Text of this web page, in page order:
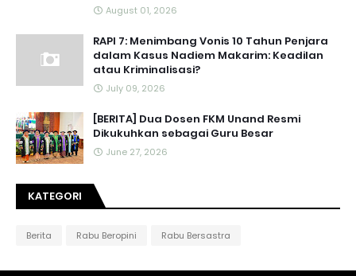
August 01, 2026
RAPI 7: Menimbang Vonis 10 Tahun Penjara
dalam Kasus Nadiem Makarim: Keadilan
atau Kriminalisasi?
July 09, 2026
[BERITA] Dua Dosen FKM Unand Resmi
Dikukuhkan sebagai Guru Besar
June 27, 2026
KATEGORI
Berita Rabu Beropini Rabu Bersastra